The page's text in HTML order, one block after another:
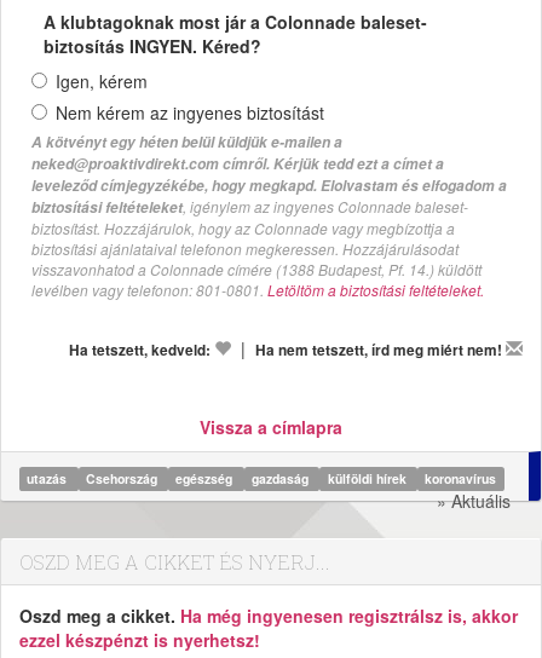
A klubtagoknak most jár a Colonnade baleset-
biztosítás INGYEN. Kéred?
Igen, kérem
Nem kérem az ingyenes biztosítást
A kötvényt egy héten belül küldjük e-mailen a
neked@proaktivdirekt.com címről. Kérjük tedd ezt a címet a
leveleződ címjegyzékébe, hogy megkapd. Elolvastam és elfogadom a
biztosítási feltételeket, igénylem az ingyenes Colonnade baleset-
biztosítást. Hozzájárulok, hogy az Colonnade vagy megbízottja a
biztosítási ajánlataival telefonon megkeressen. Hozzájárulásodat
visszavonhatod a Colonnade címére (1388 Budapest, Pf. 14.) küldött
levélben vagy telefonon: 801-0801. Letöltöm a biztosítási feltételeket.
Ha tetszett, kedveld: | Ha nem tetszett, írd meg miért nem!
Vissza a címlapra
utazás Csehország egészség gazdaság külföldi hírek koronavírus
» Aktuális
OSZD MEG A CIKKET ÉS NYERJ...
Oszd meg a cikket. Ha még ingyenesen regisztrálsz is, akkor
ezzel készpénzt is nyerhetsz!